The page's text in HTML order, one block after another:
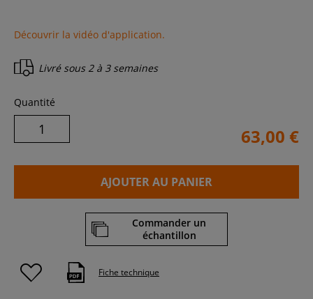
Découvrir la vidéo d'application.
Livré sous 2 à 3 semaines
Quantité
63,00 €
AJOUTER AU PANIER
Commander un
échantillon
Fiche technique